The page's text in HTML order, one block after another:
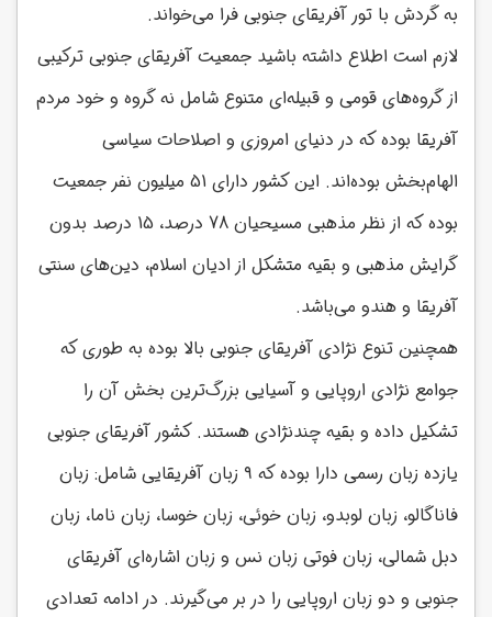
به گردش با تور آفریقای جنوبی فرا می‌خواند.
لازم است اطلاع داشته باشید جمعیت آفریقای جنوبی ترکیبی
از گروه‌های قومی و قبیله‌ای متنوع شامل نه گروه و خود مردم
آفریقا بوده که در دنیای امروزی و اصلاحات سیاسی
الهام‌بخش بوده‌اند. این کشور دارای 51 میلیون نفر جمعیت
بوده که از نظر مذهبی مسیحیان 78 درصد، 15 درصد بدون
گرایش مذهبی و بقیه متشکل از ادیان اسلام، دین‌های سنتی
آفریقا و هندو می‌باشد.
همچنین تنوع نژادی آفریقای جنوبی بالا بوده به طوری که
جوامع نژادی اروپایی و آسیایی بزرگ‌ترین بخش آن را
تشکیل داده و بقیه چندنژادی هستند. کشور آفریقای جنوبی
یازده زبان رسمی دارا بوده که ۹ زبان آفریقایی شامل: زبان
فاناگالو، زبان لوبدو، زبان خوئی، زبان خوسا، زبان ناما، زبان
دبل شمالی، زبان فوتی زبان نس و زبان اشاره‌ای آفریقای
جنوبی و دو زبان اروپایی را در بر می‌گیرند. در ادامه تعدادی